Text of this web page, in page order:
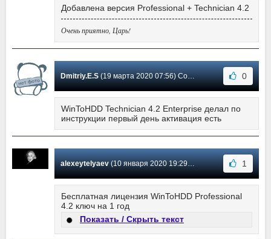
Добавлена версия Professional + Technician 4.2
Очень приятно, Царь!
Dmitriy.E.S(19 марта 2020 07:56) Сообщение #115 0
WinToHDD Technician 4.2 Enterprise делал по
инструкции первый день активация есть
alexeytelyaev(10 января 2020 19:29) Сообщение #114 1
Бесплатная лицензия WinToHDD Professional
4.2 ключ на 1 год
Показать / Скрыть текст